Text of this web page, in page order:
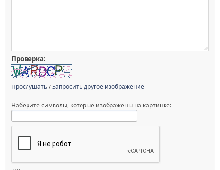
Проверка:
Прослушать/Запросить другое изображение
Наберите символы, которые изображены на картинке: